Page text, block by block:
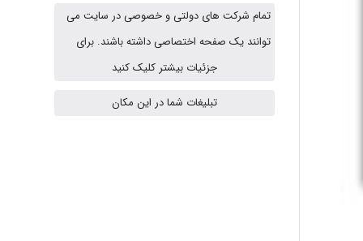
تمام شرکت های دولتی و خصوصی در سایت می
توانند یک صفحه اختصاصی داشته باشند. برای
جزئیات بیشتر کلیک کنید
تبلیغات شما در این مکان